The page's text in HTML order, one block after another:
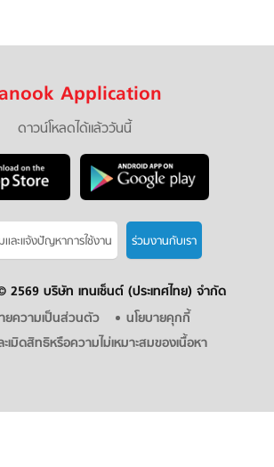
Application
ดาวน์โหลดได้แล้ววันนี้
เละแจ้งปัญหาการใช้งาน ร่วมงานกับเรา
2569 บริษัท เทนเซ็นต์ (ประเทศไทย) จำกัด
ยความเป็นส่วนตัว
นโยบายคุกกี้
เมิดสิทธิหรือความไม่เหมาะสมของเนื้อหา